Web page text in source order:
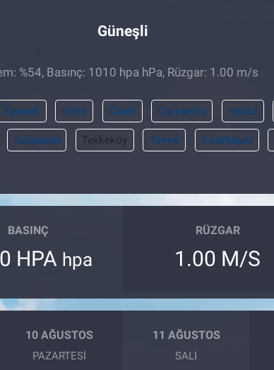
Güneşli
%54, Basınç: 1010 hpa hPa, Rüzgar: 1.00 m/s
Ayvacık Bafra Canik Çarşamba Havza
Salıpazarı Tekkeköy Terme Vezirköprü
BASINÇ
HPA hpa
RÜZGAR
1.00 M/S
10 AĞUSTOS
PAZARTESI
11 AĞUSTOS
SALI